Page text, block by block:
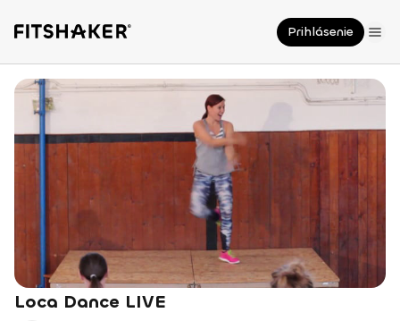
Prihlásenie
Loca Dance LIVE